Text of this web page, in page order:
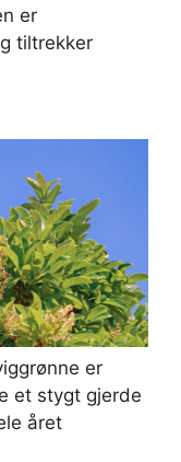
er
tiltrekker
er
et stygt gjerde
året